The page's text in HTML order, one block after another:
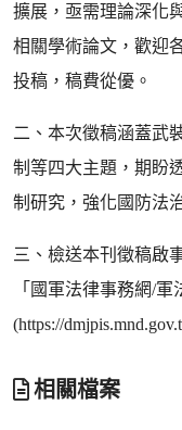
擴展，亟需理論深化
相關學術論文，歡迎
投稿，稿費從優。
二、本次徵稿涵蓋武
制等四大主題，期盼
制研究，強化國防法
三、檢送本刊徵稿啟
「國軍法律事務網/軍
(https://
相關檔案